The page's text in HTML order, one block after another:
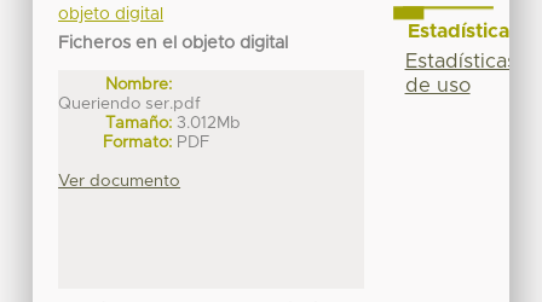
objeto digital
Ficheros en el objeto digital
Nombre:
Queriendo ser.pdf
Tamaño: 3.012Mb
Formato: PDF
Ver documento
Estadísticas
Estadísticas
de uso